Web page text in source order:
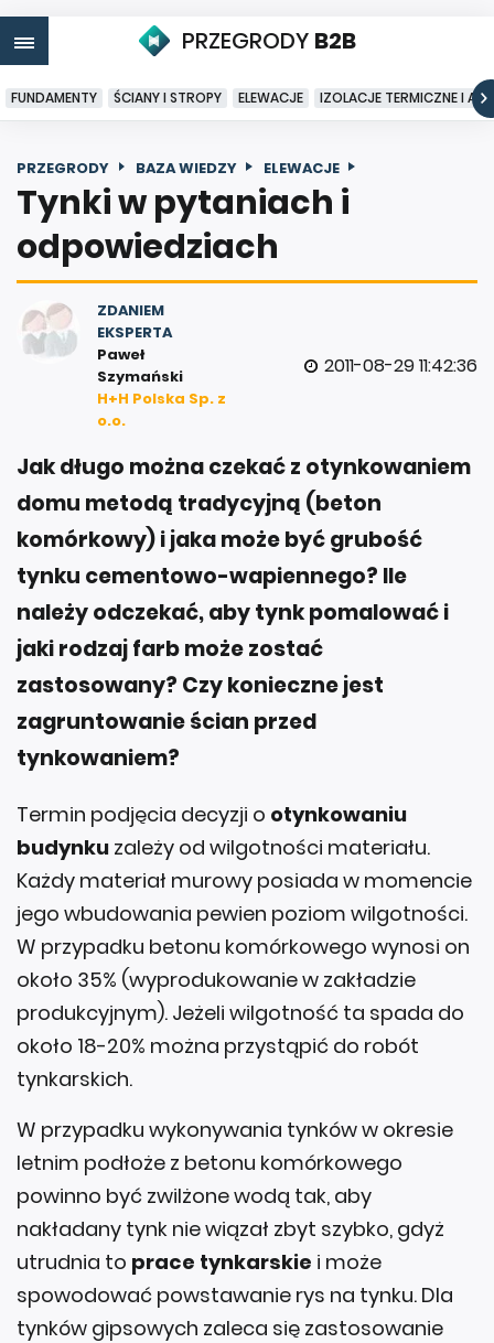
PRZEGRODY B2B
FUNDAMENTY ŚCIANY I STROPY ELEWACJE IZOLACJE TERMICZNE I
PRZEGRODY BAZA WIEDZY ELEWACJE
Tynki w pytaniach i
odpowiedziach
ZDANIEM
EKSPERTA
Paweł
Szymański
H+H Polska Sp. z
o.o.
2011-08-29 11:42:36
Jak długo można czekać z otynkowaniem
domu metodą tradycyjną (beton
komórkowy) i jaka może być grubość
tynku cementowo-wapiennego? Ile
należy odczekać, aby tynk pomalować i
jaki rodzaj farb może zostać
zastosowany? Czy konieczne jest
zagruntowanie ścian przed
tynkowaniem?
Termin podjęcia decyzji o otynkowaniu
budynku zależy od wilgotności materiału.
Każdy materiał murowy posiada w momencie
jego wbudowania pewien poziom wilgotności.
W przypadku betonu komórkowego wynosi on
około 35% (wyprodukowanie w zakładzie
produkcyjnym). Jeżeli wilgotność ta spada do
około 18-20% można przystąpić do robót
tynkarskich.
W przypadku wykonywania tynków w okresie
letnim podłoże z betonu komórkowego
powinno być zwilżone wodą tak, aby
nakładany tynk nie wiązał zbyt szybko, gdyż
utrudnia to prace tynkarskie i może
spowodować powstawanie rys na tynku. Dla
tynków gipsowych zaleca się zastosowanie